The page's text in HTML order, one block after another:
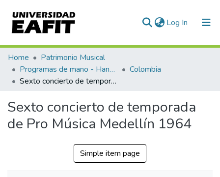
Log In (current)
Communities & Collections
All of DSpace
Home
Patrimonio Musical
Programas de mano - Hand programs
Colombia
Sexto concierto de temporada de Pro Música Medellín 1964
Sexto concierto de temporada
de Pro Música Medellín 1964
Simple item page